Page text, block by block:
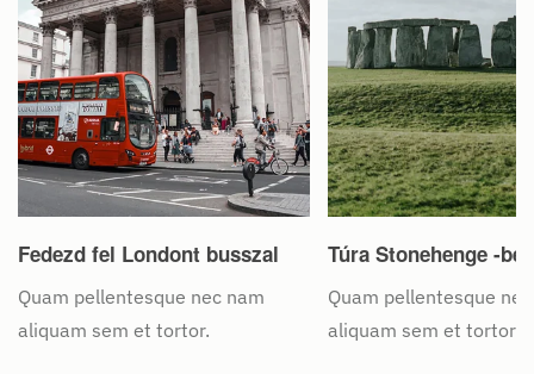
Fedezd fel Londont busszal
Quam pellentesque nec nam
aliquam sem et tortor.
Túra Stonehenge -be
Quam pellentesque
aliquam sem et tortor.